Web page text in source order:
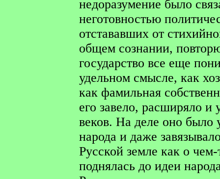
недоразумение было
неготовностью
отстававших от
общем сознании,
государство все еще
удельном смысле, как
как фамильная
его завело, расширяло и
веков. На деле оно было
народа и даже
Русской земле как о
поднялась до идеи